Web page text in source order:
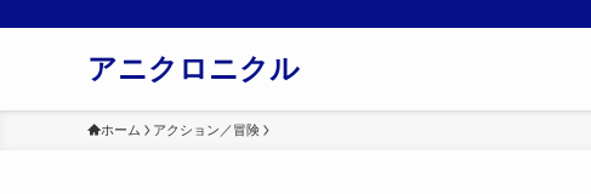
アニクロニクル
ホーム アクション／冒険